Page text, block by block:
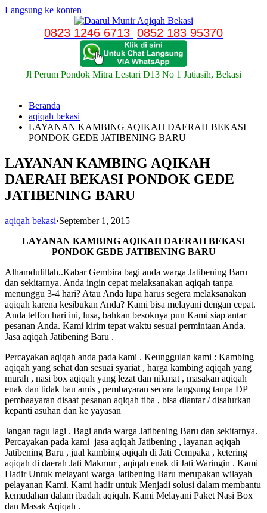
Langsung ke konten
0823 1246 6713 0852 183 95370
Jl Perum Pondok Mitra Lestari D13 No 1 Jatiasih, Bekasi
Beranda
aqiqah bekasi
LAYANAN KAMBING AQIKAH DAERAH BEKASI
PONDOK GEDE JATIBENING BARU
LAYANAN KAMBING AQIKAH
DAERAH BEKASI PONDOK GEDE
JATIBENING BARU
aqiqah bekasi·September 1, 2015
LAYANAN KAMBING AQIKAH DAERAH BEKASI
PONDOK GEDE JATIBENING BARU
Alhamdulillah..Kabar Gembira bagi anda warga Jatibening Baru
dan sekitarnya. Anda ingin cepat melaksanakan aqiqah tanpa
menunggu 3-4 hari? Atau Anda lupa harus segera melaksanakan
aqiqah karena kesibukan Anda? Kami bisa melayani dengan cepat.
Anda telfon hari ini, lusa, bahkan besoknya pun Kami siap antar
pesanan Anda. Kami kirim tepat waktu sesuai permintaan Anda.
Jasa aqiqah Jatibening Baru .
Percayakan aqiqah anda pada kami . Keunggulan kami : Kambing
aqiqah yang sehat dan sesuai syariat , harga kambing aqiqah yang
murah , nasi box aqiqah yang lezat dan nikmat , masakan aqiqah
enak dan tidak bau amis , pembayaran secara langsung tanpa DP
pembaayaran disaat pesanan aqiqah tiba , bisa diantar / disalurkan
kepanti asuhan dan ke yayasan
Jangan ragu lagi . Bagi anda warga Jatibening Baru dan sekitarnya.
Percayakan pada kami jasa aqiqah Jatibening , layanan aqiqah
Jatibening Baru , jual kambing aqiqah di Jati Cempaka , ketering
aqiqah di daerah Jati Makmur , aqiqah enak di Jati Waringin . Kami
Hadir Untuk melayani warga Jatibening Baru merupakan wilayah
pelayanan Kami. Kami hadir untuk Menjadi solusi dalam membantu
kemudahan dalam ibadah aqiqah. Kami Melayani Paket Nasi Box
dan Masak Aqiqah .